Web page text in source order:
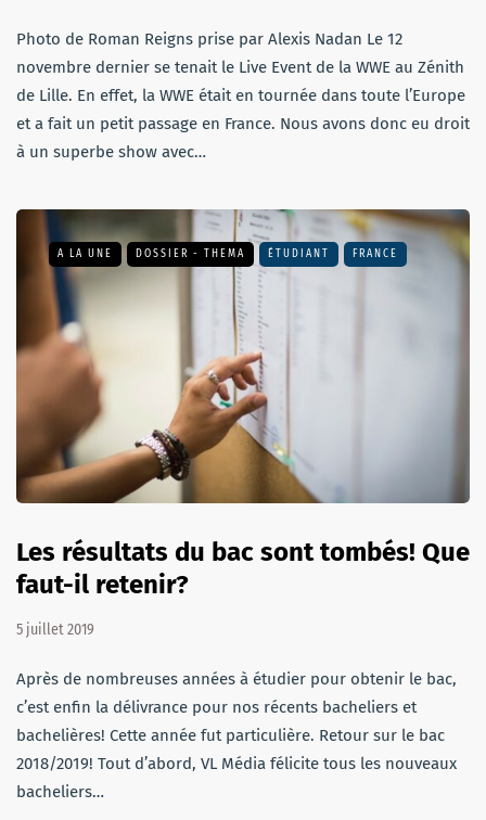
Photo de Roman Reigns prise par Alexis Nadan Le 12
novembre dernier se tenait le Live Event de la WWE au Zénith
de Lille. En effet, la WWE était en tournée dans toute l’Europe
et a fait un petit passage en France. Nous avons donc eu droit
à un superbe show avec…
A LA UNE DOSSIER - THEMA ÉTUDIANT FRANCE
Les résultats du bac sont tombés! Que
faut-il retenir?
5 juillet 2019
Après de nombreuses années à étudier pour obtenir le bac,
c’est enfin la délivrance pour nos récents bacheliers et
bachelières! Cette année fut particulière. Retour sur le bac
2018/2019! Tout d’abord, VL Média félicite tous les nouveaux
bacheliers…